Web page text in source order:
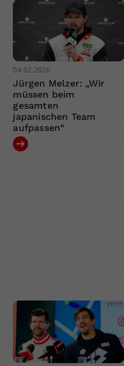
04.02.2026
Jürgen Melzer: „Wir
müssen beim
gesamten
japanischen Team
aufpassen“